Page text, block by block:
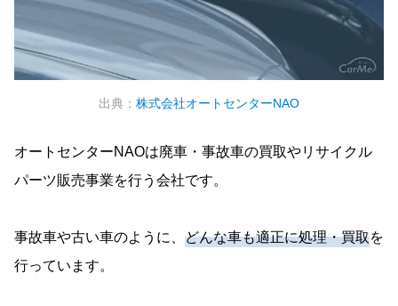
出典： 株式会社オートセンターNAO
オートセンターNAOは廃車・事故車の買取やリサイクル
パーツ販売事業を行う会社です。
事故車や古い車のように、 どんな車も適正に処理・買取を
行っています。